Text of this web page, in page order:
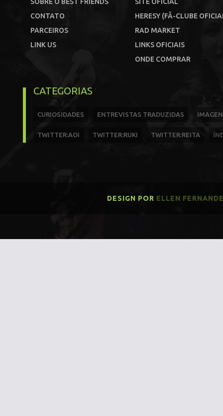
CONTATO
PARCEIROS
LINK US
HERESY (FÃ-CLUBE
RAD MARKET
LINKS OFICIAIS
ONDE COMPRAR
CATEGORIAS
CURIOSIDADES ENTREVISTAS TRADUZIDAS
TWITTER:AOI TWITTER:RUKI TWITTER:REITA
DESIGN POR ELLEN